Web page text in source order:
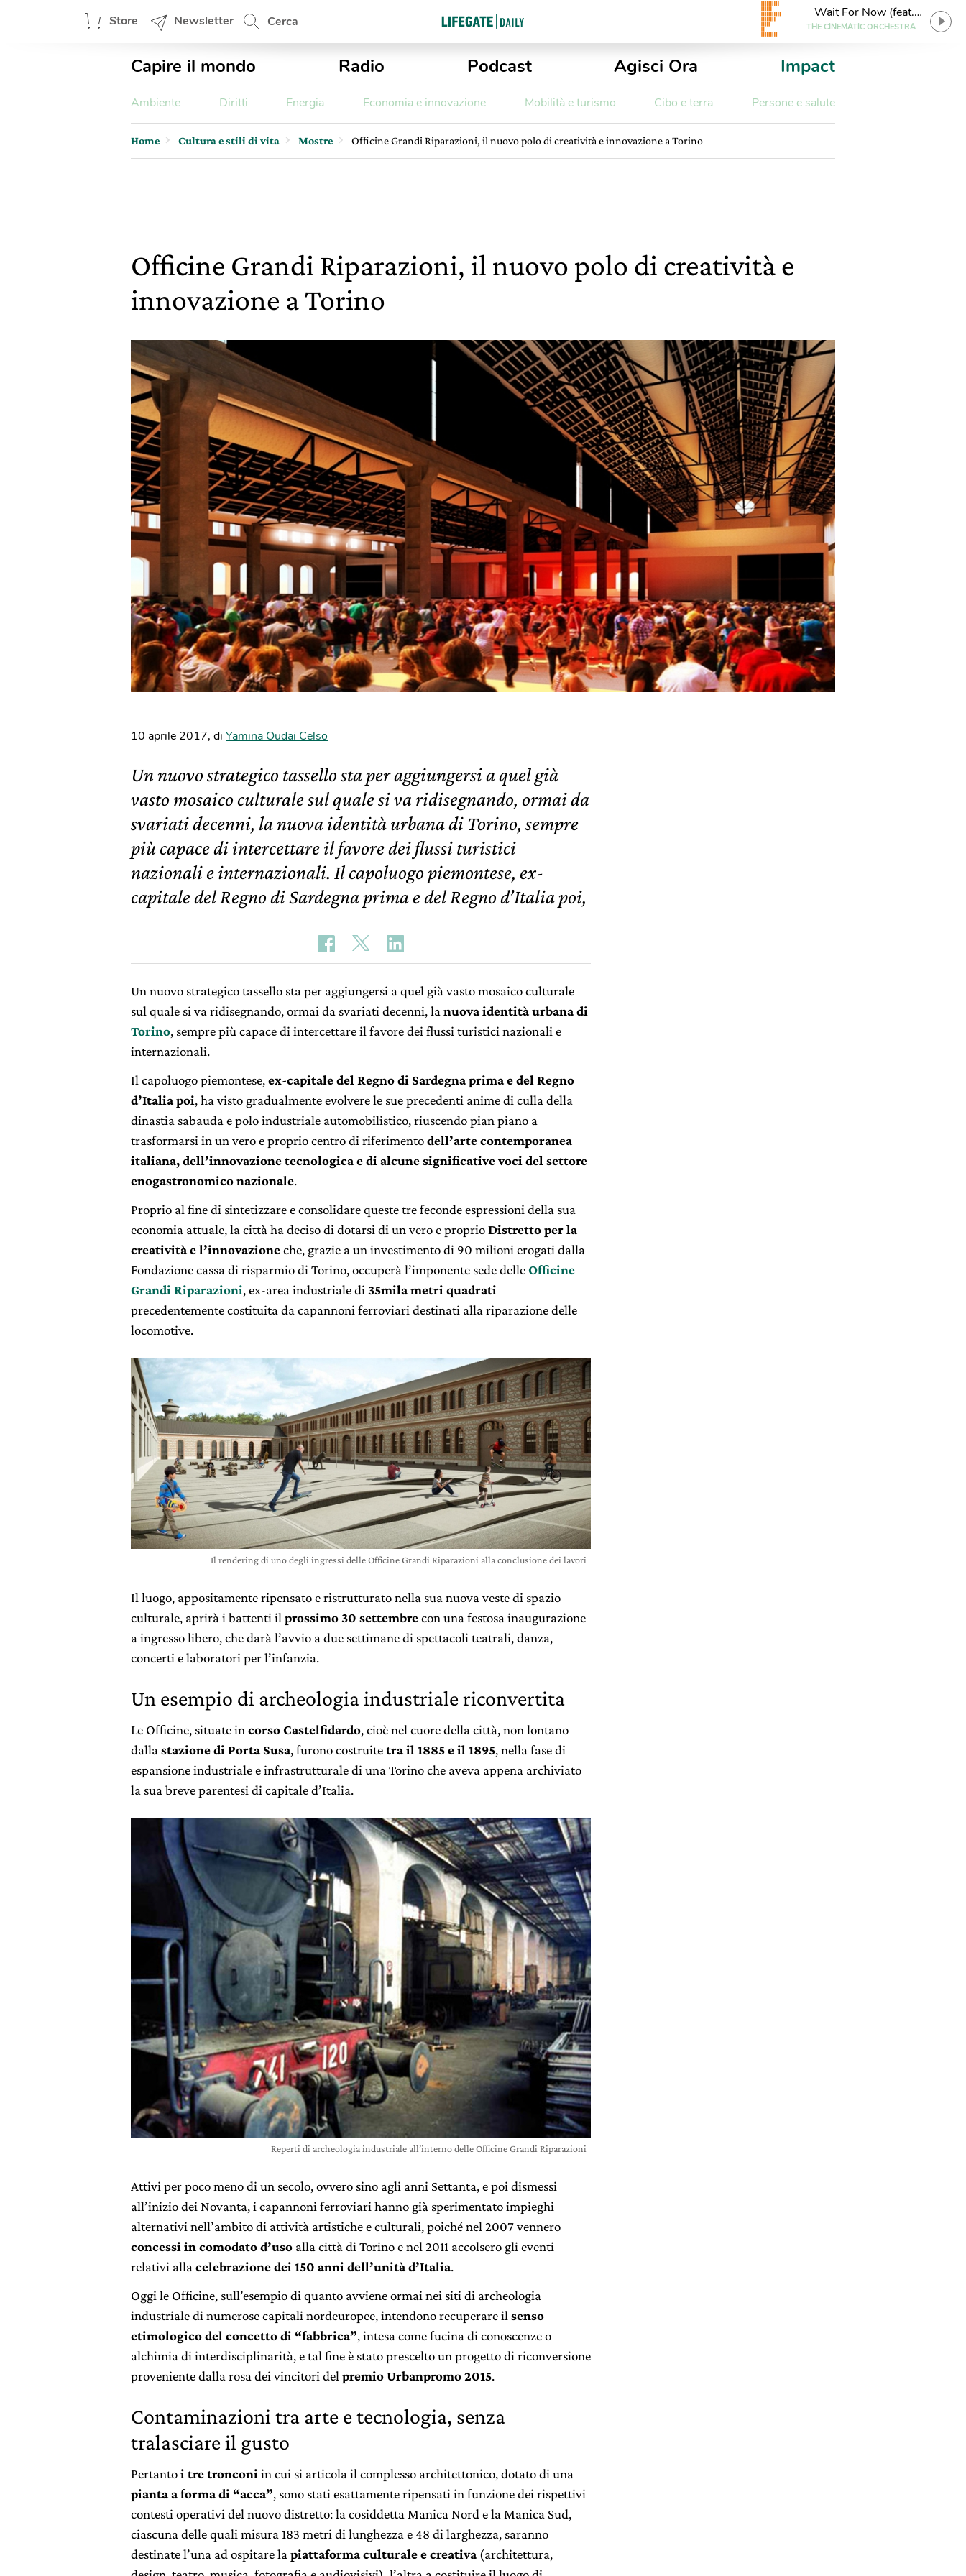
Store Newsletter Cerca
Wait For Now (feat.
Tawiah) [Mary Lattimore
THE CINEMATIC ORCHESTRA
Capire il mondo Radio Podcast Agisci Ora Impact
Ambiente Diritti Energia Economia e innovazione Mobilità e turismo Cibo e terra Persone e salute
Home Cultura e stili di vita Mostre Officine Grandi Riparazioni, il nuovo polo di creatività e innovazione a Torino
Officine Grandi Riparazioni, il nuovo polo di creatività e
innovazione a Torino
10 aprile 2017, di Yamina Oudai Celso
Un nuovo strategico tassello sta per aggiungersi a quel già
vasto mosaico culturale sul quale si va ridisegnando, ormai da
svariati decenni, la nuova identità urbana di Torino, sempre
più capace di intercettare il favore dei flussi turistici
nazionali e internazionali. Il capoluogo piemontese, ex-
capitale del Regno di Sardegna prima e del Regno d’Italia poi,
Un nuovo strategico tassello sta per aggiungersi a quel già vasto mosaico culturale
sul quale si va ridisegnando, ormai da svariati decenni, la nuova identità urbana di
Torino, sempre più capace di intercettare il favore dei flussi turistici nazionali e
internazionali.
Il capoluogo piemontese,ex-capitale del Regno di Sardegna prima e del Regno
d’Italia poi, ha visto gradualmente evolvere le sue precedenti anime di culla della
dinastia sabauda e polo industriale automobilistico, riuscendo pian piano a
trasformarsi in un vero e proprio centro di riferimentodell’arte contemporanea
italiana, dell’innovazione tecnologica e di alcune significative voci del settore
enogastronomico nazionale.
Proprio al fine di sintetizzare e consolidare queste tre feconde espressioni della sua
economia attuale, la città ha deciso di dotarsi di un vero e proprioDistretto per la
creatività e l’innovazioneche, grazie a un investimento di 90 milioni erogati dalla
Fondazione cassa di risparmio di Torino, occuperà l’imponente sede delleOfficine
Grandi Riparazioni, ex-area industriale di 35mila metri quadrati
precedentemente costituita da capannoni ferroviari destinati alla riparazione delle
locomotive.
Il rendering di uno degli ingressi delle Officine Grandi Riparazioni alla conclusione dei lavori
Il luogo, appositamente ripensato e ristrutturato nella sua nuova veste di spazio
culturale, aprirà i battenti il prossimo 30 settembrecon una festosa inaugurazione
a ingresso libero, che darà l’avvio a due settimane di spettacoli teatrali, danza,
concerti e laboratori per l’infanzia.
Un esempio di archeologia industriale riconvertita
Le Officine, situate in corso Castelfidardo, cioè nel cuore della città, non lontano
dalla stazione di Porta Susa, furono costruitetra il 1885 e il 1895, nella fase di
espansione industriale e infrastrutturale di una Torino che aveva appena archiviato
la sua breve parentesi di capitale d’Italia.
Reperti di archeologia industriale all’interno delle Officine Grandi Riparazioni
Attivi per poco meno di un secolo, ovvero sino agli anni Settanta, e poi dismessi
all’inizio dei Novanta, i capannoni ferroviari hanno già sperimentato impieghi
alternativi nell’ambito di attività artistiche e culturali, poiché nel 2007 vennero
concessi in comodato d’uso alla città di Torino e nel 2011 accolsero gli eventi
relativi alla celebrazione dei 150 anni dell’unità d’Italia.
Oggi le Officine, sull’esempio di quanto avviene ormai nei siti di archeologia
industriale di numerose capitali nordeuropee, intendono recuperare il senso
etimologico del concetto di “fabbrica”, intesa come fucina di conoscenze o
alchimia di interdisciplinarità, e tal fine è stato prescelto un progetto di riconversione
proveniente dalla rosa dei vincitori del premio Urbanpromo 2015.
Contaminazioni tra arte e tecnologia, senza
tralasciare il gusto
Pertantoi tre tronconi in cui si articola il complesso architettonico, dotato di una
pianta a forma di “acca”, sono stati esattamente ripensati in funzione dei rispettivi
contesti operativi del nuovo distretto: la cosiddetta Manica Nord e la Manica Sud,
ciascuna delle quali misura 183 metri di lunghezza e 48 di larghezza, saranno
destinate l’una ad ospitare la piattaforma culturale e creativa (architettura,